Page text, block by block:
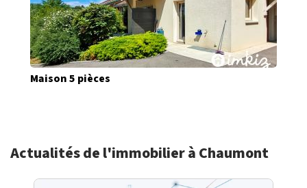
Maison 5 pièces
Actualités de l'immobilier à Chaumont